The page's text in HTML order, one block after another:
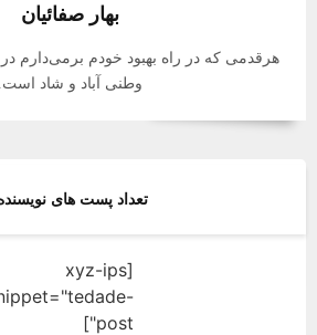
بهار صفائیان
هرقدمی که در راه بهبود خودم برمی‌دارم
وطنی آباد و شاد است.
تعداد پست های
[xyz-ips
post"]